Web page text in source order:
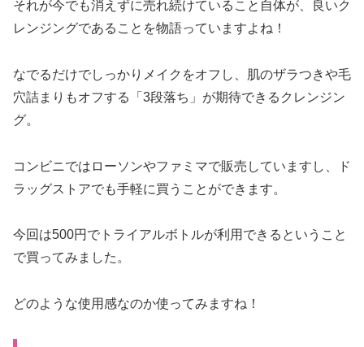
それが今でも消えずに売れ続けていること自体が、良いク
レンジングであることを物語っていますよね！
なでるだけでしっかりメイクをオフし、肌のザラつきや毛
穴詰まりもオフする「3段落ち」が期待できるクレンジン
グ。
コンビニではローソンやファミマで販売していますし、ド
ラッグストアでも手軽に買うことができます。
今回は500円でトライアルボトルが利用できるということ
で買ってみました。
どのような使用感なのか使ってみますね！